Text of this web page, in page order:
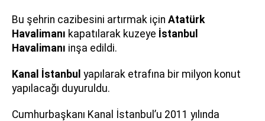
Bu şehrin cazibesini artırmak için Atatürk
Havalimanı kapatılarak kuzeye İstanbul
Havalimanı inşa edildi.
Kanal İstanbul yapılarak etrafına bir milyon konut
yapılacağı duyuruldu.
Cumhurbaşkanı Kanal İstanbul’u 2011 yılında